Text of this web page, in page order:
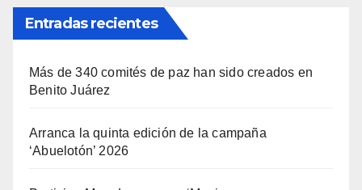
Entradas recientes
Más de 340 comités de paz han sido creados en
Benito Juárez
Arranca la quinta edición de la campaña
‘Abuelotón’ 2026